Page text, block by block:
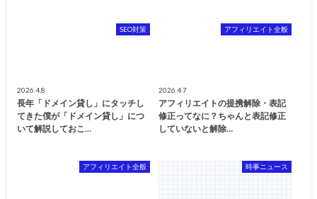
SEO対策
2026.4.8
長年「ドメイン貸し」にタッチし
てきた僕が「ドメイン貸し」につ
いて解説しておこ…
アフィリエイト全般
2026.4.7
アフィリエイトの提携解除・表記
修正ってなに？ちゃんと表記修正
していないと解除…
アフィリエイト全般 時事ニュース